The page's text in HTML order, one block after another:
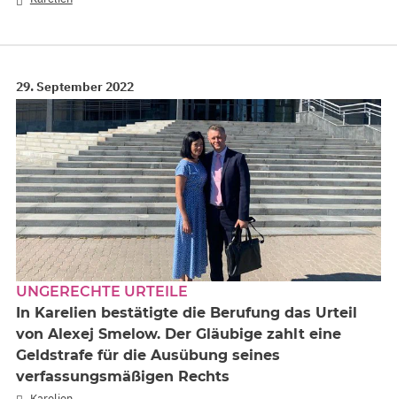
29. September 2022
UNGERECHTE URTEILE
In Karelien bestätigte die Berufung das Urteil
von Alexej Smelow. Der Gläubige zahlt eine
Geldstrafe für die Ausübung seines
verfassungsmäßigen Rechts